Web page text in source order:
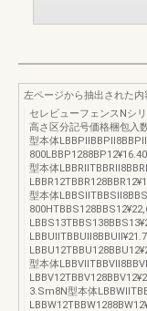
左ページから抽出された内
セレビューフェンスNシ
高さ区分記号価格梱包入
型本体
型本体
型本体
型本体
3.Sm8N型本体